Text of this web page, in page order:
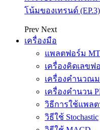
โน้มของเทรนด์
Prev Next
เครื่องมือ
แพลตฟอร์ม
เครื่องคิดเลขฟ
เครื่องคำนวณ
เครื่องคำนวน
วิธีการใช้แพลต
วิธีใช้ Stochastic